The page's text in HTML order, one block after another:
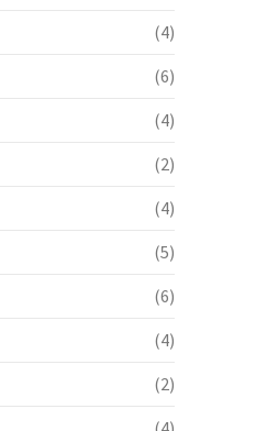
(4)
(6)
(4)
(2)
(4)
(5)
(6)
(4)
(2)